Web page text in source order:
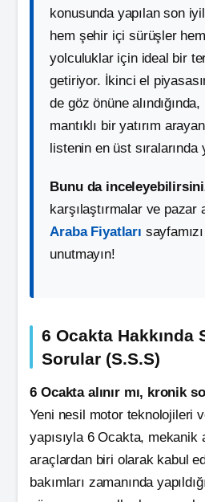
konusunda yapılan son
hem şehir içi sürüşler
yolculuklar için ideal bir
getiriyor. İkinci el
de göz önüne
mantıklı bir yatırım
listenin en üst sıralarında
Bunu da
karşılaştırmalar ve pazar
Araba Fiyatları
unutmayın!
6 Ocakta Hakkında
Sorular (S.S.S)
6 Ocakta alınır mı, kronik
Yeni nesil motor teknolojileri
yapısıyla 6 Ocakta, mekanik
araçlardan biri olarak kabul
bakımları zamanında